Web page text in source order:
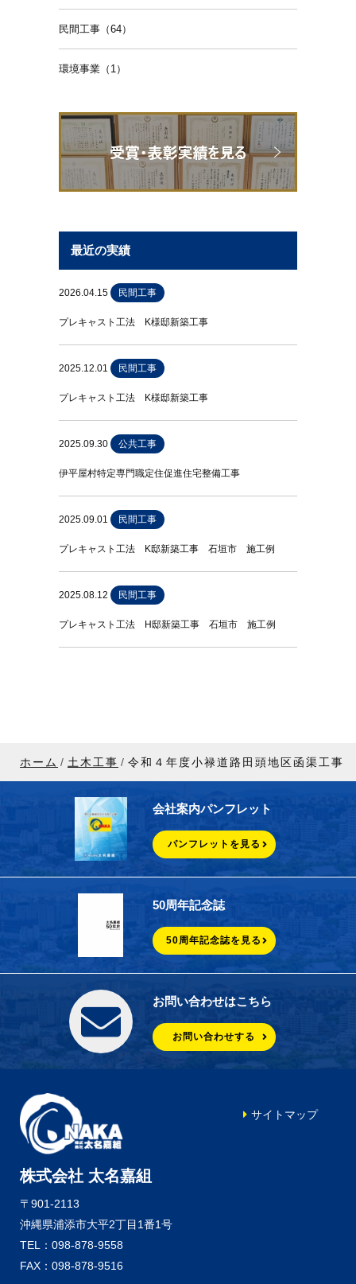
民間工事（64）
環境事業（1）
最近の実績
2026.04.15 民間工事
プレキャスト工法 K様邸新築工事
2025.12.01 民間工事
プレキャスト工法 K様邸新築工事
2025.09.30 公共工事
伊平屋村特定専門職定住促進住宅整備工事
2025.09.01 民間工事
プレキャスト工法 K邸新築工事 石垣市 施工例
2025.08.12 民間工事
プレキャスト工法 H邸新築工事 石垣市 施工例
ホーム 土木工事 令和４年度小禄道路田頭地区函渠工事
会社案内パンフレット
パンフレットを見る
50周年記念誌
50周年記念誌を見る
お問い合わせはこちら
お問い合わせする
株式会社 太名嘉組
〒901-2113
沖縄県浦添市大平2丁目1番1号
TEL：098-878-9558
FAX：098-878-9516
サイトマップ